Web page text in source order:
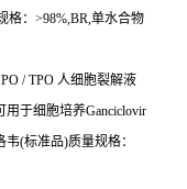
格： >98%,BR,单水合物
/ TPO 人细胞裂解液
用于细胞培养Ganciclovir
韦(标准品)质量规格：